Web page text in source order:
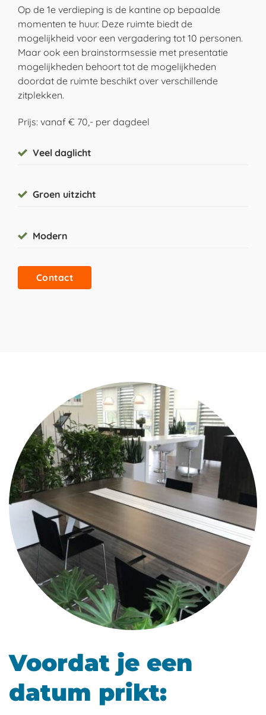
Op de 1e verdieping is de kantine op bepaalde
momenten te huur. Deze ruimte biedt de
mogelijkheid voor een vergadering tot 10 personen.
Maar ook een brainstormsessie met presentatie
mogelijkheden behoort tot de mogelijkheden
doordat de ruimte beschikt over verschillende
zitplekken.
Prijs: vanaf € 70,- per dagdeel
Veel daglicht
Groen uitzicht
Modern
Contact
Voordat je een
datum prikt: